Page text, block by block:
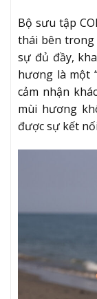
Bộ sưu tập
thái bên trong
sự đủ đầy,
hương là một
cảm nhận
mùi hương
được sự kết